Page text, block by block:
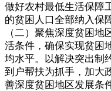
做好农村最低生活保障
的贫困人口全部纳入保
（二）聚焦深度贫困
活条件，确保实现贫困
均水平。以解决突出制
到户帮扶为抓手，加大
善深度贫困地区发展条